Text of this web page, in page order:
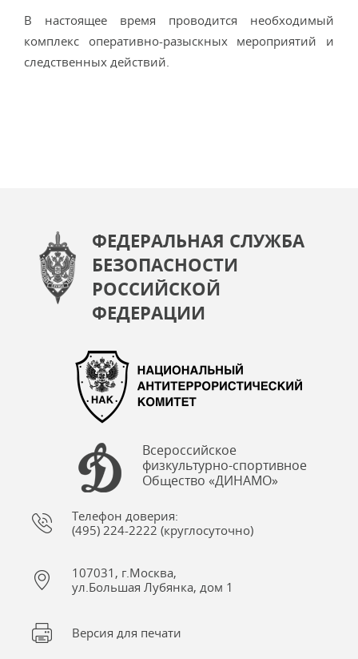
В настоящее время проводится необходимый
комплекс оперативно-разыскных мероприятий и
следственных действий.
ФЕДЕРАЛЬНАЯ СЛУЖБА
БЕЗОПАСНОСТИ
РОССИЙСКОЙ
ФЕДЕРАЦИИ
Всероссийское
физкультурно-спортивное
Общество «ДИНАМО»
Телефон доверия:
(495) 224-2222 (круглосуточно)
107031, г.Москва,
ул.Большая Лубянка, дом 1
Версия для печати